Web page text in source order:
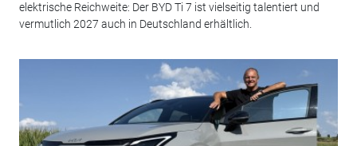
elektrische Reichweite: Der BYD Ti 7 ist vielseitig talentiert und
vermutlich 2027 auch in Deutschland erhältlich.